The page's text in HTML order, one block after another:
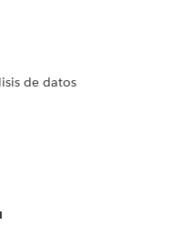
de datos